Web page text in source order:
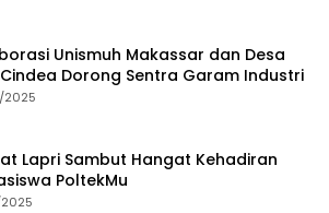
Unismuh Makassar dan Desa
Dorong Sentra Garam Industri
Lapri Sambut Hangat Kehadiran
PoltekMu